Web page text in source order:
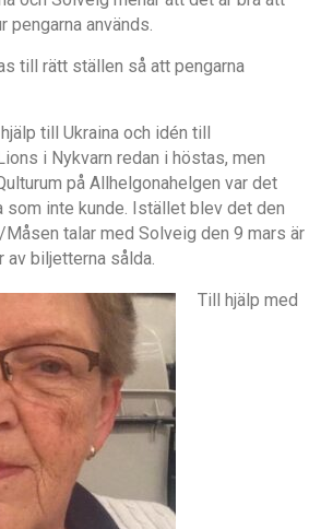
pengarna används.
till rätt ställen så att pengarna
till Ukraina och idén till
i Nykvarn redan i höstas, men
på Allhelgonahelgen var det
som inte kunde. Istället blev det den
talar med Solveig den 9 mars är
av biljetterna sålda.
Till hjälp med